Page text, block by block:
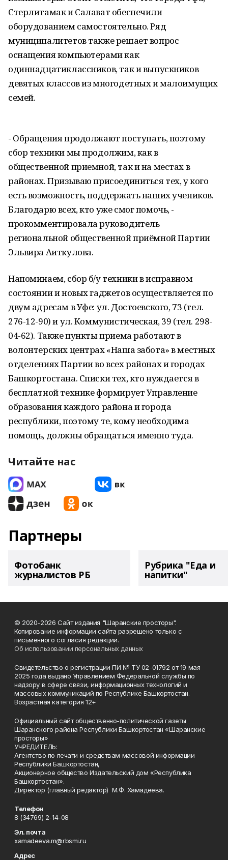
Стерлитамак и Салават обеспечили
оборудованием самостоятельно. Ряд
муниципалитетов также решает вопрос
оснащения компьютерами как
одиннадцатиклассников, так и выпускников
девятых классов из многодетных и малоимущих
семей.
- Обращения продолжают поступать, поэтому
сбор техники мы продолжим, как в
общественной приемной, так и на местах в
районах. Призываю присоединиться тех, у кого
есть возможность, поддержать наших учеников.
Благодарю всех, кто уже смог помочь, -
прокомментировала руководитель
региональной общественной приёмной Партии
Эльвира Аиткулова.
Напоминаем, сбор б/у техники в исправном
состоянии и новых гаджетов осуществляется по
двум адресам в Уфе: ул. Достоевского, 73 (тел.
276-12-90) и ул. Коммунистическая, 39 (тел. 298-
04-62). Также пункты приема работают в
волонтерских центрах «Наша забота» в местных
отделениях Партии во всех районах и городах
Башкортостана. Списки тех, кто нуждается в
бесплатной технике формирует Управление
образования каждого района и города
республики, поэтому те, кому необходима
помощь, должны обращаться именно туда.
Читайте нас
Партнеры
Фотобанк
журналистов РБ
Рубрика "Еда и
напитки"
© 2020-2026 Сайт издания "Шаранские просторы".
Копирование информации сайта разрешено только с
письменного согласия редакции.
Об использовании персональных данных
Свидетельство о регистрации ПИ № ТУ 02-01792 от 19 мая
2025 года выдано Управлением Федеральной службы по
надзору в сфере связи, информационных технологий и
массовых коммуникаций по Республике Башкортостан.
Возрастная категория 12+
Официальный сайт общественно-политической газеты
Шаранского района Республики Башкортостан «Шаранские
просторы»
УЧРЕДИТЕЛЬ:
Агентство по печати и средствам массовой информации
Республики Башкортостан,
Акционерное общество Издательский дом «Республика
Башкортостан».
Директор (главный редактор) М.Ф. Хамадеева.
Телефон
8 (34769) 2-14-08
Эл. почта
xamadeeva.m@rbsmi.ru
Адрес